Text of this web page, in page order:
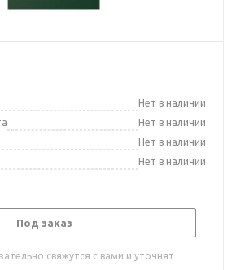
Нет в наличии
Нет в наличии
Нет в наличии
Нет в наличии
Под заказ
свяжутся с вами и уточнят